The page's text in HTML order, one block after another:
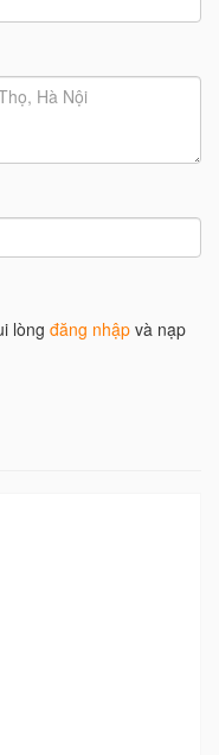
lòng đăng nhập và nạp